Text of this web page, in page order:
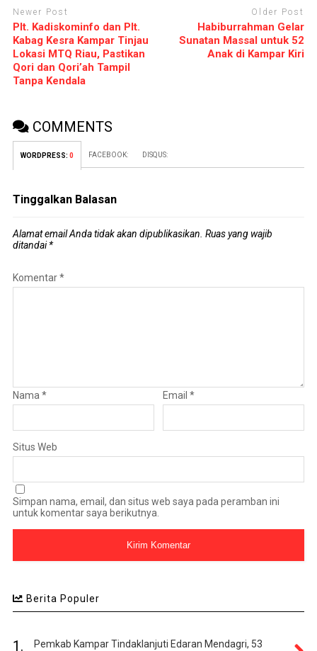
Newer Post
Plt. Kadiskominfo dan Plt.
Kabag Kesra Kampar Tinjau
Lokasi MTQ Riau, Pastikan
Qori dan Qori’ah Tampil
Tanpa Kendala
Older Post
Habiburrahman Gelar
Sunatan Massal untuk 52
Anak di Kampar Kiri
COMMENTS
WORDPRESS: 0 FACEBOOK: DISQUS:
Tinggalkan Balasan
Alamat email Anda tidak akan dipublikasikan. Ruas yang wajib
ditandai*
Komentar*
Nama * Email*
Situs Web
Simpan nama, email, dan situs web saya pada peramban ini
untuk komentar saya berikutnya.
Berita Populer
1.
Pemkab Kampar Tindaklanjuti Edaran Mendagri, 53